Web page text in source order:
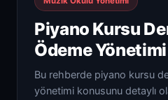
Piyano Kursu
Ödeme Yönetimi
Bu rehberde piyano kursu
yönetimi konusunu detaylı